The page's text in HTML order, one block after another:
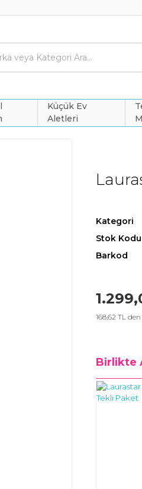
Küçük Ev
Aletleri
Kategori
Stok Kodu
Barkod
168,62 TL
Birlikte